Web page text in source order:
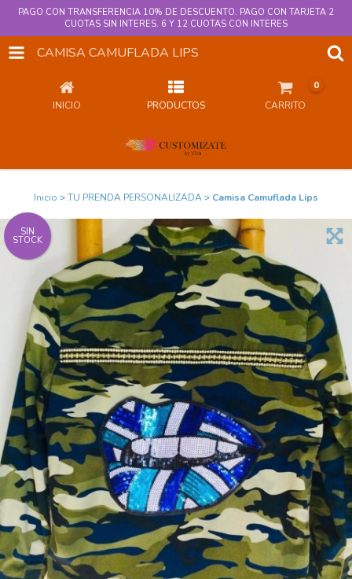
PAGO CON TRANSFERENCIA 10% DE DESCUENTO. PAGO CON TARJETA 2
CUOTAS SIN INTERES. 6 Y 12 CUOTAS CON INTERES
CAMISA CAMUFLADA LIPS
INICIO PRODUCTOS CARRITO
0
Inicio >TU PRENDA PERSONALIZADA> Camisa Camuflada Lips
SIN
STOCK